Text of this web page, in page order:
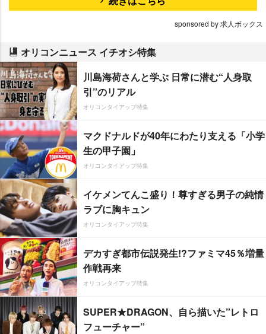
sponsored by 求人ボックス
オリコンニュース イチオシ特集
川島海荷さんと学ぶ 日常に潜む“人身取
引”のリアル
オリコンタイアップ特集
マクドナルドが40年にわたり支える「小学
生の甲子園」
オリコンタイアップ特集
イケメンてんこ盛り！尊すぎる男子の純情
ラブに胸キュン
オリコンタイアップ特集
デカすぎ都市伝説発生!?ファミマ45％増量
作戦再来
オリコンタイアップ特集
SUPER★DRAGON、自ら描いた”レトロ
フューチャー”